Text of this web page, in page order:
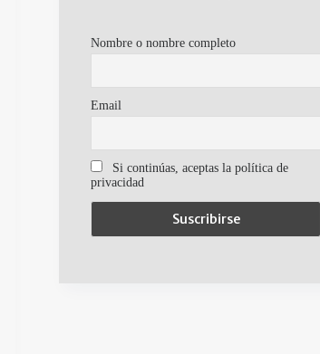
Nombre o nombre completo
Email
Si continúas, aceptas la política de
privacidad